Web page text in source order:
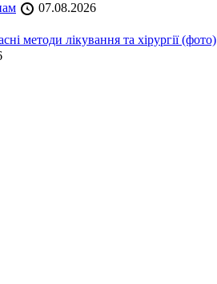
07.08.2026
методи лікування та хірургії (фото)